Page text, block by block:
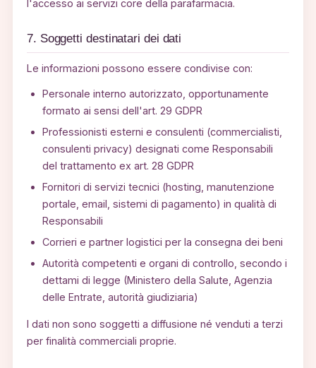
l'accesso ai servizi core della parafarmacia.
7. Soggetti destinatari dei dati
Le informazioni possono essere condivise con:
Personale interno autorizzato, opportunamente
formato ai sensi dell'art. 29 GDPR
Professionisti esterni e consulenti (commercialisti,
consulenti privacy) designati come Responsabili
del trattamento ex art. 28 GDPR
Fornitori di servizi tecnici (hosting, manutenzione
portale, email, sistemi di pagamento) in qualità di
Responsabili
Corrieri e partner logistici per la consegna dei beni
Autorità competenti e organi di controllo, secondo i
dettami di legge (Ministero della Salute, Agenzia
delle Entrate, autorità giudiziaria)
I dati non sono soggetti a diffusione né venduti a terzi
per finalità commerciali proprie.